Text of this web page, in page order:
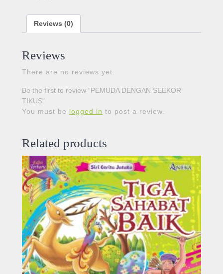
Reviews (0)
Reviews
There are no reviews yet.
Be the first to review “PEMUDA DENGAN SEEKOR
TIKUS”
You must be logged in to post a review.
Related products